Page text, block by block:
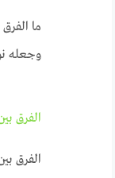
ما
وجعله
الفرق
الفرق